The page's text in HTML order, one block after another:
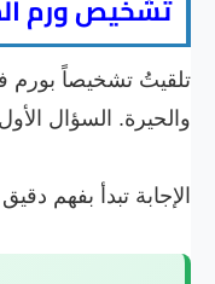
تشخيص ورم
تلقيتُ تشخيصاً بورم
والحيرة. السؤال
الإجابة تبدأ بفهم دقيق